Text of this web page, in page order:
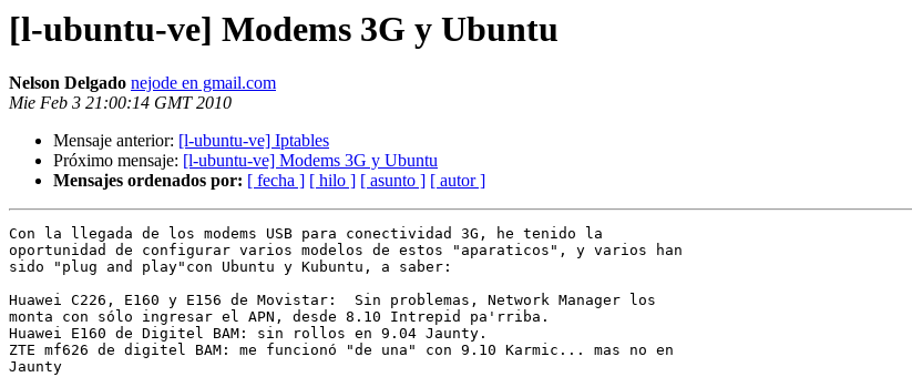
[l-ubuntu-ve] Modems 3G y Ubuntu
Nelson Delgado nejode en gmail.com
Mie Feb 3 21:00:14 GMT 2010
Mensaje anterior: [l-ubuntu-ve] Iptables
Próximo mensaje: [l-ubuntu-ve] Modems 3G y Ubuntu
Mensajes ordenados por: [ fecha ] [ hilo ] [ asunto ] [ autor ]
Con la llegada de los modems USB para conectividad 3G, he tenido la
oportunidad de configurar varios modelos de estos "aparaticos", y varios han
sido "plug and play"con Ubuntu y Kubuntu, a saber:
Huawei C226, E160 y E156 de Movistar:  Sin problemas, Network Manager los
monta con sólo ingresar el APN, desde 8.10 Intrepid pa'rriba.
Huawei E160 de Digitel BAM: sin rollos en 9.04 Jaunty.
ZTE mf626 de digitel BAM: me funcionó "de una" con 9.10 Karmic... mas no en
Jaunty